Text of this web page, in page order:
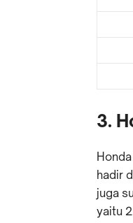
3.
hadir
juga
yaitu